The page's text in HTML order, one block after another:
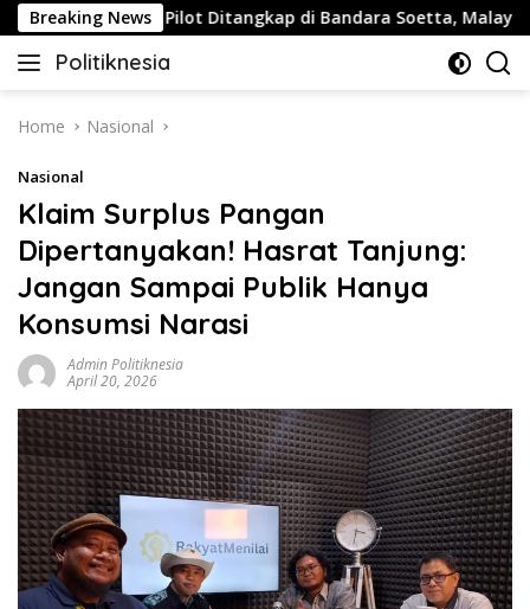
Skip
to
content
Breaking News
Buntut Pilot Ditangkap di Bandara Soetta, Malaysia
Politiknesia
Politiknesia.com
Home Nasional
Nasional
Klaim Surplus Pangan
Dipertanyakan! Hasrat Tanjung:
Jangan Sampai Publik Hanya
Konsumsi Narasi
Admin Politiknesia
April 20, 2026